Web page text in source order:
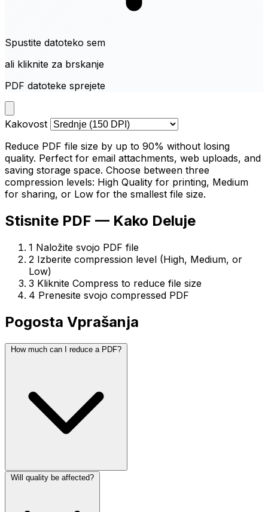
Spustite datoteko sem
ali kliknite za brskanje
PDF datoteke sprejete
Kakovost
Reduce PDF file size by up to 90% without losing
quality. Perfect for email attachments, web uploads, and
saving storage space. Choose between three
compression levels: High Quality for printing, Medium
for sharing, or Low for the smallest file size.
Stisnite PDF — Kako Deluje
1 Naložite svojo PDF file
2 Izberite compression level (High, Medium, or
Low)
3 Kliknite Compress to reduce file size
4 Prenesite svojo compressed PDF
Pogosta Vprašanja
How much can I reduce a PDF?
Will quality be affected?